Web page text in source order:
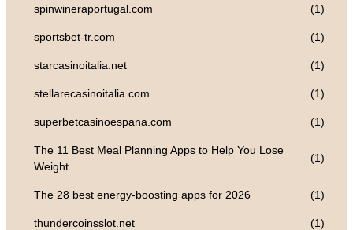
spinwineraportugal.com (1)
sportsbet-tr.com (1)
starcasinoitalia.net (1)
stellarecasinoitalia.com (1)
superbetcasinoespana.com (1)
The 11 Best Meal Planning Apps to Help You Lose
Weight
(1)
The 28 best energy-boosting apps for 2026 (1)
thundercoinsslot.net (1)